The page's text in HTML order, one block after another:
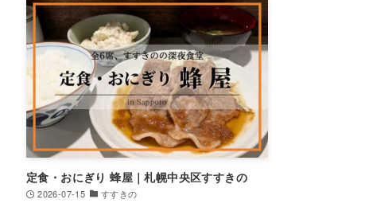
定食・おにぎり 蜂屋｜札幌中央区すすきの
2026-07-15 すすきの